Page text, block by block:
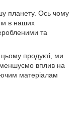
планету. Ось чому
в наших
та
продукті, ми
вплив на
матеріалам